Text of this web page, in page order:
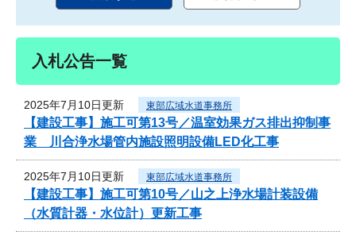
入札公告一覧
2025年7月10日更新 東部広域水道事務所
【建設工事】施工可第13号／温室効果ガス排出抑制事
業 川合浄水場管内施設照明設備LED化工事
2025年7月10日更新 東部広域水道事務所
【建設工事】施工可第10号／山之上浄水場計装設備
（水質計器・水位計）更新工事